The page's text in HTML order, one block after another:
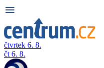
čtvrtek 6. 8.
čt 6. 8.